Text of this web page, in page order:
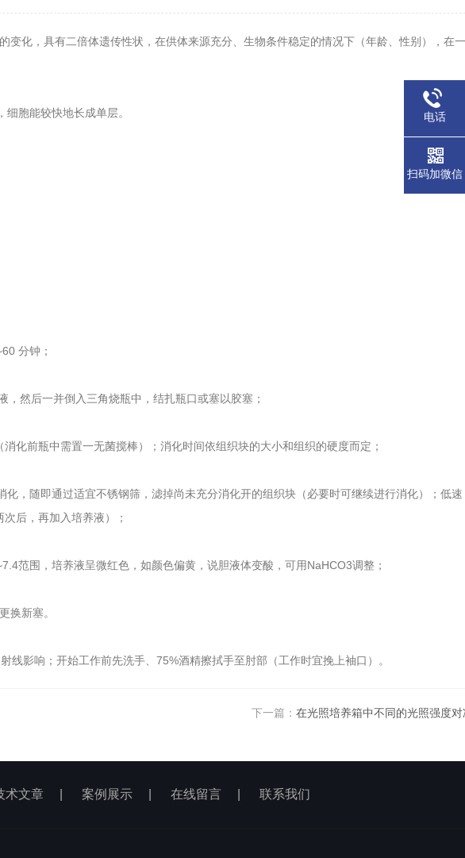
化，具有二倍体遗传性状，在供体来源充分、生物条件稳定的情况下（年龄、性别），在
胞能较快地长成单层。
分钟；
然后一并倒入三角烧瓶中，结扎瓶口或塞以胶塞；
化前瓶中需置一无菌搅棒）；消化时间依组织块的大小和组织的硬度而定；
，随即通过适宜不锈钢筛，滤掉尚未充分消化开的组织块（必要时可继续进行消化）；低
后，再加入培养液）；
范围，培养液呈微红色，如颜色偏黄，说胆液体变酸，可用NaHCO3调整；
换新塞。
影响；开始工作前先洗手、75%酒精擦拭手至肘部（工作时宜挽上袖口）。
下一篇： 在光照培养箱中不同的光照强度
术文章 案例展示 在线留言 联系我们
电话
扫码加微信